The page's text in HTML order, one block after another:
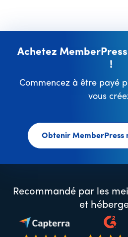
Achetez
!
Commencez à être payé
vous
Obtenir MemberPress
Recommandé par les
et